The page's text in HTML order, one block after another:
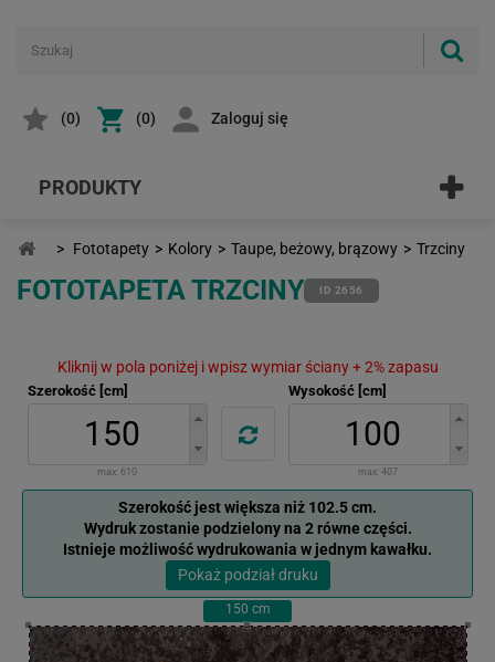
(0) (0) Zaloguj się
PRODUKTY
> Fototapety > Kolory > Taupe, beżowy, brązowy > Trzciny
FOTOTAPETA TRZCINY ID 2656
Kliknij w pola poniżej i wpisz wymiar ściany + 2% zapasu
Szerokość [cm]
max: 610
Wysokość [cm]
max: 407
Szerokość jest większa niż 102.5 cm.
Wydruk zostanie podzielony na 2 równe części.
Istnieje możliwość wydrukowania w jednym kawałku.
Pokaż podział druku
150 cm